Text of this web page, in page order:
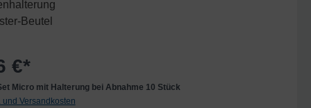
Beutel
€*
Micro mit Halterung bei Abnahme 10 Stück
und Versandkosten